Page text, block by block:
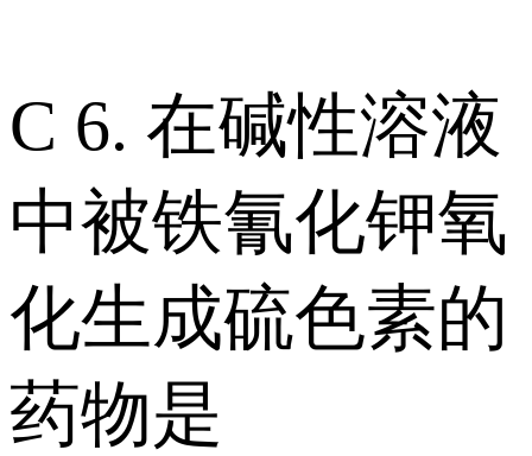
C 6. 在碱性溶液
中被铁氰化钾氧
化生成硫色素的
药物是